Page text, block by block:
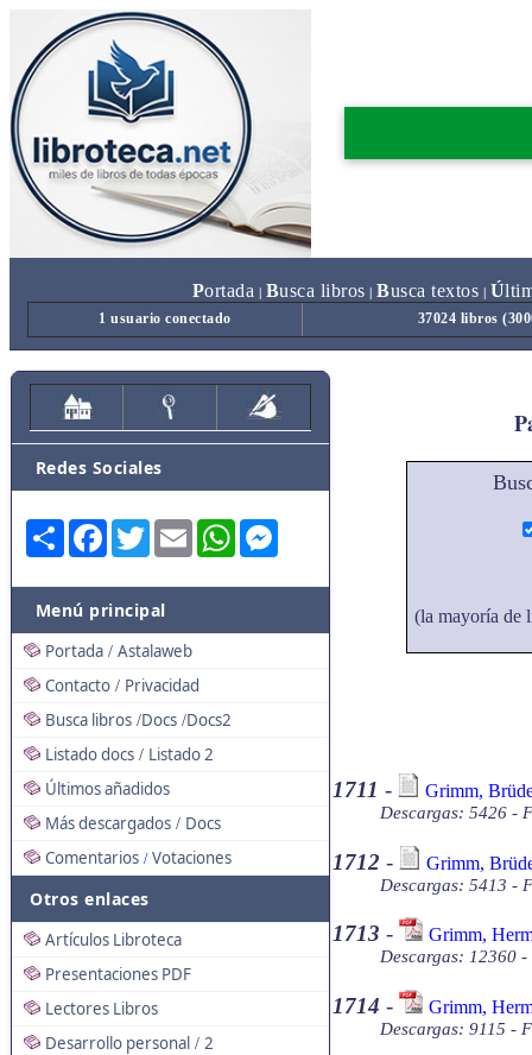
Portada Busca libros Busca textos Ú
1 usuario conectado 37024 libros
Redes Sociales
Share FacebookTwitterEmail WhatsApp
Menú principal
Portada / Astalaweb
Contacto / Privacidad
Busca libros /Docs /Docs2
Listado docs / Listado 2
Últimos añadidos
Más descargados / Docs
Comentarios / Votaciones
Otros enlaces
Artículos Libroteca
Presentaciones PDF
Lectores Libros
Desarrollo personal / 2
(la mayoría de
1711 - Grimm,
Descargas: 5426 -
1712 - Grimm,
Descargas: 5413 -
1713 - Grimm,
Descargas: 12360
1714 - Grimm,
Descargas: 9115 -